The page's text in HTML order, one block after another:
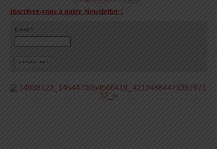
Inscrivez-vous à notre Newsletter !
E-mail *